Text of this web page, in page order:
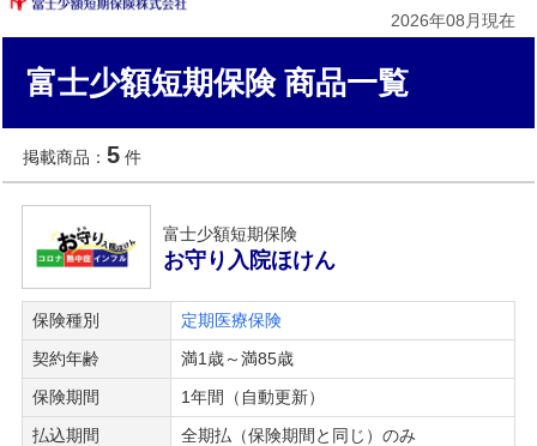
2026年08月現在
富士少額短期保険 商品一覧
掲載商品： 5 件
富士少額短期保険
お守り入院ほけん
保険種別
定期医療保険
契約年齢
満1歳～満85歳
保険期間
1年間（自動更新）
払込期間
全期払（保険期間と同じ）のみ